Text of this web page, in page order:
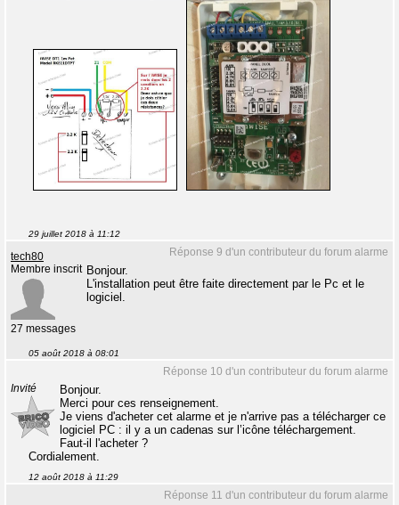
29 juillet 2018 à 11:12
Réponse 9 d'un contributeur du forum alarme
tech80
Membre inscrit
27 messages
Bonjour.
L'installation peut être faite directement par le Pc et le
logiciel.
05 août 2018 à 08:01
Réponse 10 d'un contributeur du forum alarme
Invité
Bonjour.
Merci pour ces renseignement.
Je viens d'acheter cet alarme et je n'arrive pas a télécharger ce
logiciel PC : il y a un cadenas sur l’icône téléchargement.
Faut-il l'acheter ?
Cordialement.
12 août 2018 à 11:29
Réponse 11 d'un contributeur du forum alarme